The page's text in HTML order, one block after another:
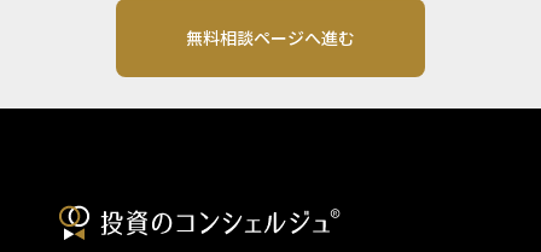
無料相談ページへ進む